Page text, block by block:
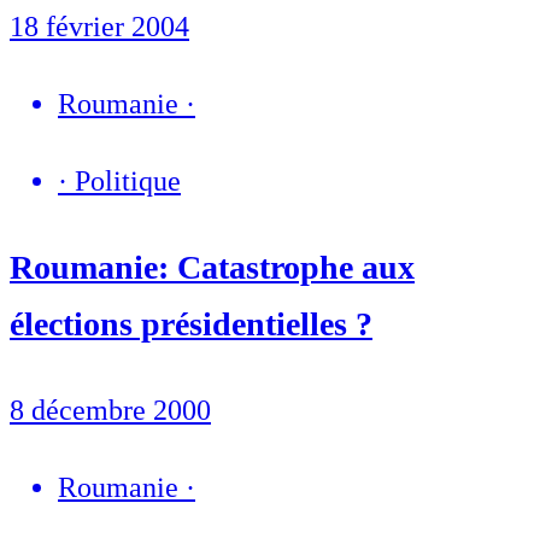
18 février 2004
Roumanie ·
· Politique
Roumanie: Catastrophe aux
élections présidentielles ?
8 décembre 2000
Roumanie ·